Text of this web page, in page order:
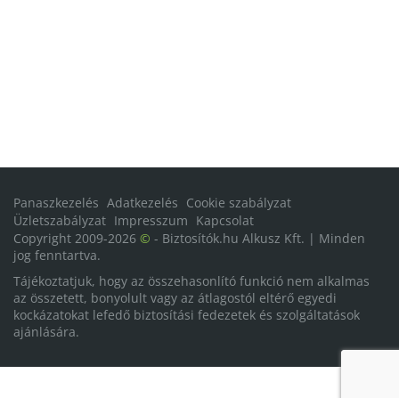
Panaszkezelés Adatkezelés Cookie szabályzat
Üzletszabályzat Impresszum Kapcsolat
Copyright 2009-2026 © - Biztosítók.hu Alkusz Kft. | Minden
jog fenntartva.
Tájékoztatjuk, hogy az összehasonlító funkció nem alkalmas
az összetett, bonyolult vagy az átlagostól eltérő egyedi
kockázatokat lefedő biztosítási fedezetek és szolgáltatások
ajánlására.